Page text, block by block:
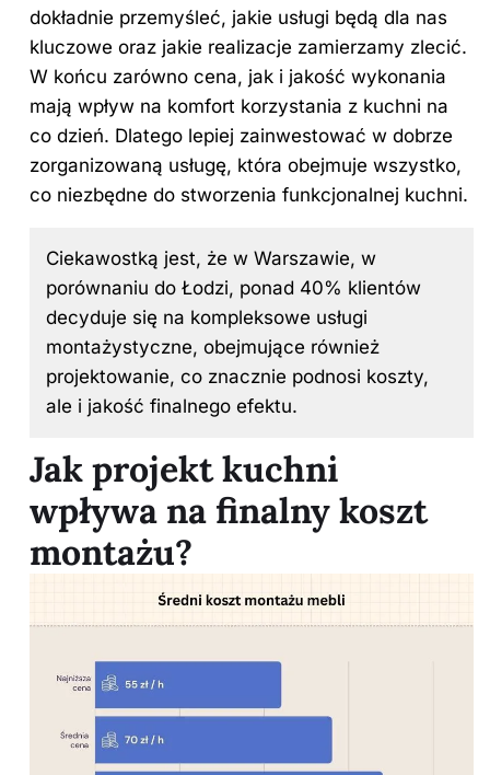
dokładnie przemyśleć, jakie usługi będą dla nas
kluczowe oraz jakie realizacje zamierzamy zlecić.
W końcu zarówno cena, jak i jakość wykonania
mają wpływ na komfort korzystania z kuchni na
co dzień. Dlatego lepiej zainwestować w dobrze
zorganizowaną usługę, która obejmuje wszystko,
co niezbędne do stworzenia funkcjonalnej kuchni.
Ciekawostką jest, że w Warszawie, w
porównaniu do Łodzi, ponad 40% klientów
decyduje się na kompleksowe usługi
montażystyczne, obejmujące również
projektowanie, co znacznie podnosi koszty,
ale i jakość finalnego efektu.
Jak projekt kuchni
wpływa na finalny koszt
montażu?